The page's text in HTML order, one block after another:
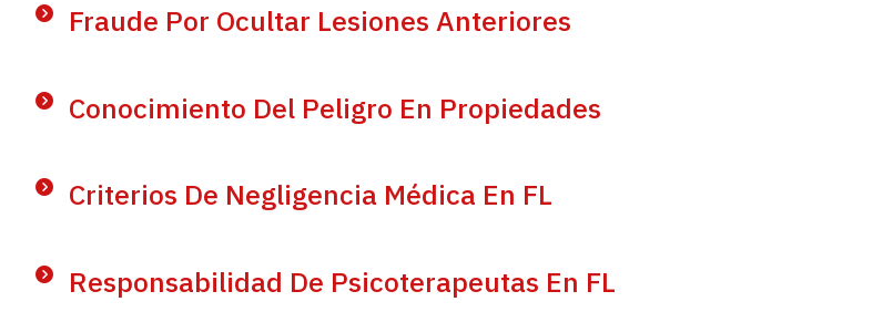
Fraude Por Ocultar Lesiones Anteriores
Conocimiento Del Peligro En Propiedades
Criterios De Negligencia Médica En FL
Responsabilidad De Psicoterapeutas En FL